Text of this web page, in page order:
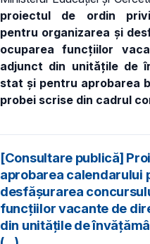
proiectul de ordin
pentru organizarea și
ocuparea funcțiilor
adjunct din unitățile de
stat și pentru aprobarea
probei scrise din cadrul
[Consultare publică]
aprobarea calendarului
desfășurarea
funcțiilor vacante de
din unitățile de